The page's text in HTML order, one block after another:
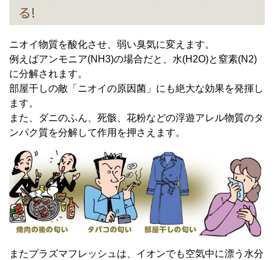
る!
ニオイ物質を酸化させ、弱い臭気に変えます。
例えばアンモニア(NH3)の場合だと、水(H2O)と窒素(N2)
に分解されます。
部屋干しの敵「ニオイの原因菌」にも絶大な効果を発揮し
ます。
また、ダニのふん、死骸、花粉などの浮遊アレル物質のタ
ンパク質を分解して作用を押さえます。
またプラズマフレッシュは、イオンでも空気中に漂う水分